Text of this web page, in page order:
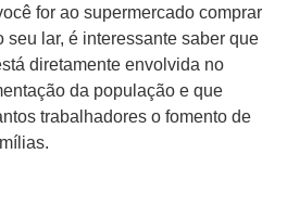
for ao supermercado comprar
seu lar, é interessante saber que
diretamente envolvida no
da população e que
trabalhadores o fomento de